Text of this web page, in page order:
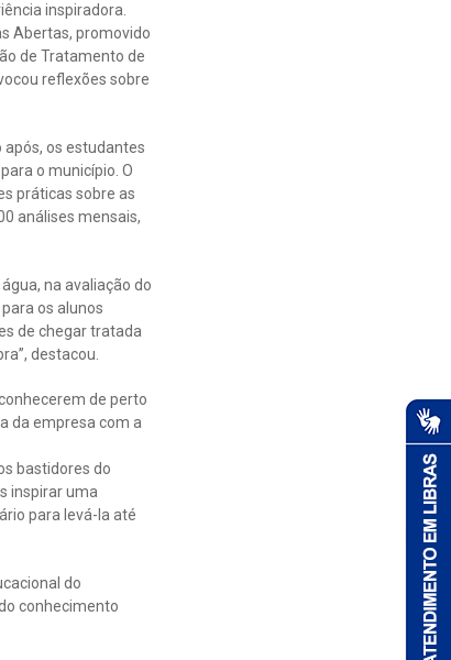
inspiradora.
Abertas, promovido
de Tratamento de
reflexões sobre
os estudantes
o município. O
práticas sobre as
análises mensais,
na avaliação do
os alunos
de chegar tratada
destacou.
de perto
da empresa com a
bastidores do
inspirar uma
para levá-la até
do
conhecimento